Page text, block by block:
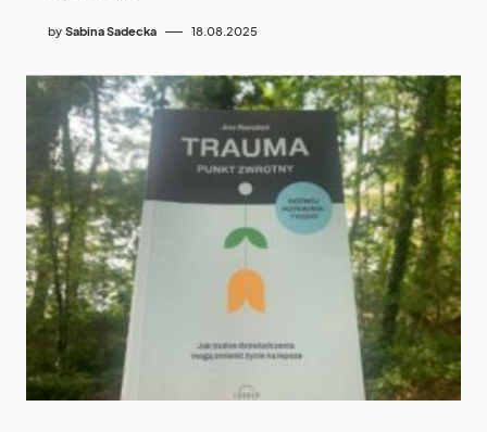
by Sabina Sadecka 18.08.2025